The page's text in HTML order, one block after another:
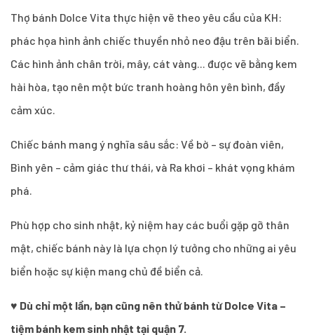
Thợ bánh Dolce Vita thực hiện vẽ theo yêu cầu của KH:
phác họa hình ảnh chiếc thuyền nhỏ neo đậu trên bãi biển.
Các hình ảnh chân trời, mây, cát vàng... được vẽ bằng kem
hài hòa, tạo nên một bức tranh hoàng hôn yên bình, đầy
cảm xúc.
Chiếc bánh mang ý nghĩa sâu sắc: Về bờ – sự đoàn viên,
Bình yên – cảm giác thư thái, và Ra khơi – khát vọng khám
phá.
Phù hợp cho sinh nhật, kỷ niệm hay các buổi gặp gỡ thân
mật, chiếc bánh này là lựa chọn lý tưởng cho những ai yêu
biển hoặc sự kiện mang chủ đề biển cả.
♥ Dù chỉ một lần, bạn cũng nên thử bánh từ Dolce Vita –
tiệm bánh kem sinh nhật tại quận 7.